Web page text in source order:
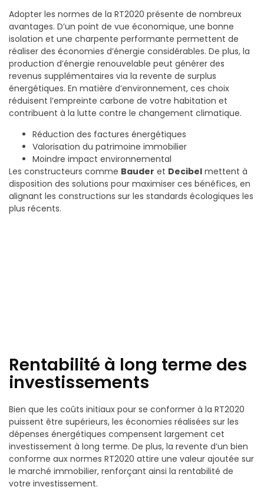
Adopter les normes de la RT2020 présente de nombreux
avantages. D’un point de vue économique, une bonne
isolation et une charpente performante permettent de
réaliser des économies d’énergie considérables. De plus, la
production d’énergie renouvelable peut générer des
revenus supplémentaires via la revente de surplus
énergétiques. En matière d’environnement, ces choix
réduisent l’empreinte carbone de votre habitation et
contribuent à la lutte contre le changement climatique.
Réduction des factures énergétiques
Valorisation du patrimoine immobilier
Moindre impact environnemental
Les constructeurs comme Bauder et Decibel mettent à
disposition des solutions pour maximiser ces bénéfices, en
alignant les constructions sur les standards écologiques les
plus récents.
Rentabilité à long terme des
investissements
Bien que les coûts initiaux pour se conformer à la RT2020
puissent être supérieurs, les économies réalisées sur les
dépenses énergétiques compensent largement cet
investissement à long terme. De plus, la revente d’un bien
conforme aux normes RT2020 attire une valeur ajoutée sur
le marché immobilier, renforçant ainsi la rentabilité de
votre investissement.